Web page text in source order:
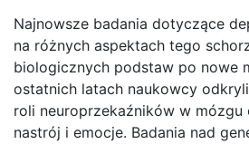
Najnowsze badania dotyczące
na różnych aspektach tego
biologicznych podstaw po nowe
ostatnich latach naukowcy
roli neuroprzekaźników w mózgu
nastrój i emocje. Badania nad